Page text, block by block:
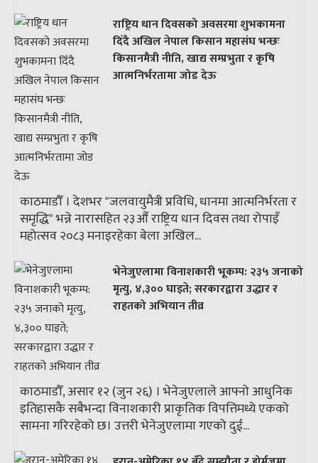
राष्ट्रिय धान दिवसको अवसरमा शुभकामना
दिँदै अखिल नेपाल किसान महासंघ भन्छः
किसानमैत्री नीति, खाद्य सम्प्रभुता र कृषि
आत्मनिर्भरतामा जोड देऊ
काठमाडौँ । देशभर "जलवायुमैत्री प्रविधि, धानमा आत्मनिर्भरता र
समृद्धि" भन्ने नारासहित २३औँ राष्ट्रिय धान दिवस तथा रोपाइँ
महोत्सव २०८३ मनाइरहेका बेला अखिल...
भेनेजुएलामा विनाशकारी भूकम्प: २३५ जनाको
मृत्यु, ४,३०० घाइते; सरकारद्वारा उद्धार र
राहतको अभियान तीव्र
काठमाडौँ, असार १२ (जुन २६) । भेनेजुएलाले आफ्नो आधुनिक
इतिहासकै सबैभन्दा विनाशकारी प्राकृतिक विपत्तिमध्ये एकको
सामना गरिरहेको छ। उत्तरी भेनेजुएलामा गएको दुई...